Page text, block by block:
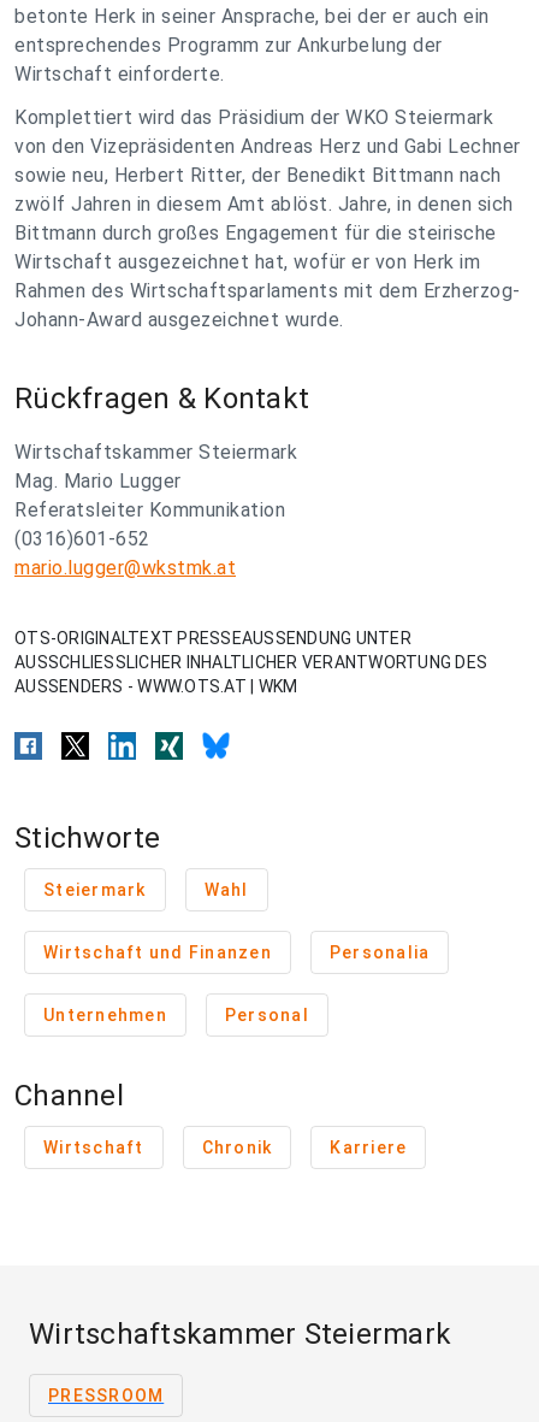
betonte Herk in seiner Ansprache, bei der er auch ein
entsprechendes Programm zur Ankurbelung der
Wirtschaft einforderte.
Komplettiert wird das Präsidium der WKO Steiermark
von den Vizepräsidenten Andreas Herz und Gabi Lechner
sowie neu, Herbert Ritter, der Benedikt Bittmann nach
zwölf Jahren in diesem Amt ablöst. Jahre, in denen sich
Bittmann durch großes Engagement für die steirische
Wirtschaft ausgezeichnet hat, wofür er von Herk im
Rahmen des Wirtschaftsparlaments mit dem Erzherzog-
Johann-Award ausgezeichnet wurde.
Rückfragen & Kontakt
Wirtschaftskammer Steiermark
Mag. Mario Lugger
Referatsleiter Kommunikation
(0316)601-652
mario.lugger@wkstmk.at
OTS-ORIGINALTEXT PRESSEAUSSENDUNG UNTER
AUSSCHLIESSLICHER INHALTLICHER VERANTWORTUNG DES
AUSSENDERS - WWW.OTS.AT | WKM
Stichworte
Steiermark Wahl
Wirtschaft und Finanzen Personalia
Unternehmen Personal
Channel
Wirtschaft Chronik Karriere
Wirtschaftskammer Steiermark
PRESSROOM